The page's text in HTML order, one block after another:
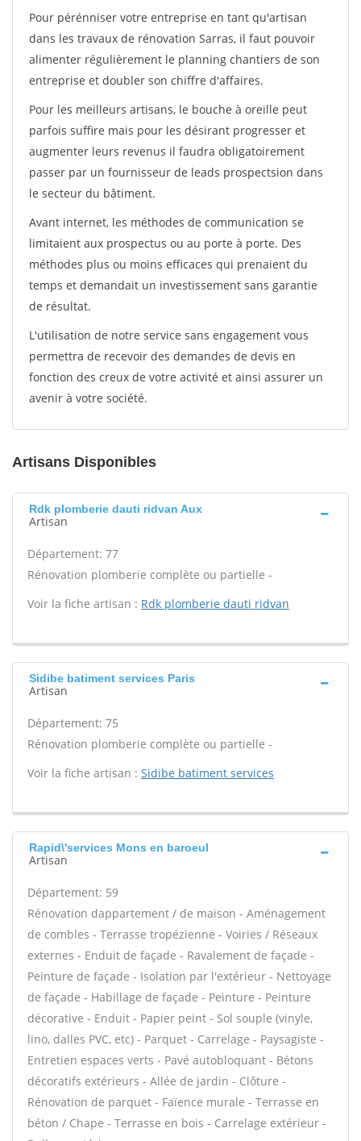
Pour pérénniser votre entreprise en tant qu'artisan
dans les travaux de rénovation Sarras, il faut pouvoir
alimenter régulièrement le planning chantiers de son
entreprise et doubler son chiffre d'affaires.
Pour les meilleurs artisans, le bouche à oreille peut
parfois suffire mais pour les désirant progresser et
augmenter leurs revenus il faudra obligatoirement
passer par un fournisseur de leads prospectsion dans
le secteur du bâtiment.
Avant internet, les méthodes de communication se
limitaient aux prospectus ou au porte à porte. Des
méthodes plus ou moins efficaces qui prenaient du
temps et demandait un investissement sans garantie
de résultat.
L'utilisation de notre service sans engagement vous
permettra de recevoir des demandes de devis en
fonction des creux de votre activité et ainsi assurer un
avenir à votre société.
Artisans Disponibles
Rdk plomberie dauti ridvan Aux
Artisan
Département: 77
Rénovation plomberie complète ou partielle -
Voir la fiche artisan : Rdk plomberie dauti ridvan
Sidibe batiment services Paris
Artisan
Département: 75
Rénovation plomberie complète ou partielle -
Voir la fiche artisan : Sidibe batiment services
Rapid\'services Mons en baroeul
Artisan
Département: 59
Rénovation dappartement / de maison - Aménagement
de combles - Terrasse tropézienne - Voiries / Réseaux
externes - Enduit de façade - Ravalement de façade -
Peinture de façade - Isolation par l'extérieur - Nettoyage
de façade - Habillage de façade - Peinture - Peinture
décorative - Enduit - Papier peint - Sol souple (vinyle,
lino, dalles PVC, etc) - Parquet - Carrelage - Paysagiste -
Entretien espaces verts - Pavé autobloquant - Bétons
décoratifs extérieurs - Allée de jardin - Clôture -
Rénovation de parquet - Faïence murale - Terrasse en
béton / Chape - Terrasse en bois - Carrelage extérieur -